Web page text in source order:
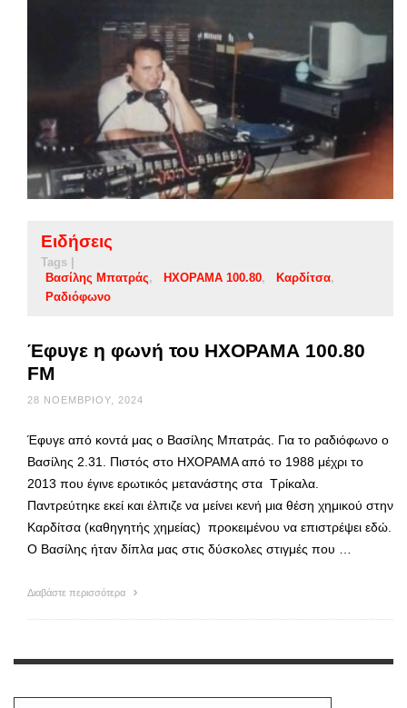
Ειδήσεις
Tags |
Βασίλης Μπατράς
ΗΧΟΡΑΜΑ 100.80
Καρδίτσα
Ραδιόφωνο
Έφυγε η φωνή του ΗΧΟΡΑΜΑ 100.80
FM
28 ΝΟΕΜΒΡΊΟΥ, 2024
Έφυγε από κοντά μας ο Βασίλης Μπατράς. Για το ραδιόφωνο ο
Βασίλης 2.31. Πιστός στο ΗΧΟΡΑΜΑ από το 1988 μέχρι το
2013 που έγινε ερωτικός μετανάστης στα Τρίκαλα.
Παντρεύτηκε εκεί και έλπιζε να μείνει κενή μια θέση χημικού στην
Καρδίτσα (καθηγητής χημείας) προκειμένου να επιστρέψει εδώ.
Ο Βασίλης ήταν δίπλα μας στις δύσκολες στιγμές που …
Διαβάστε περισσότερα